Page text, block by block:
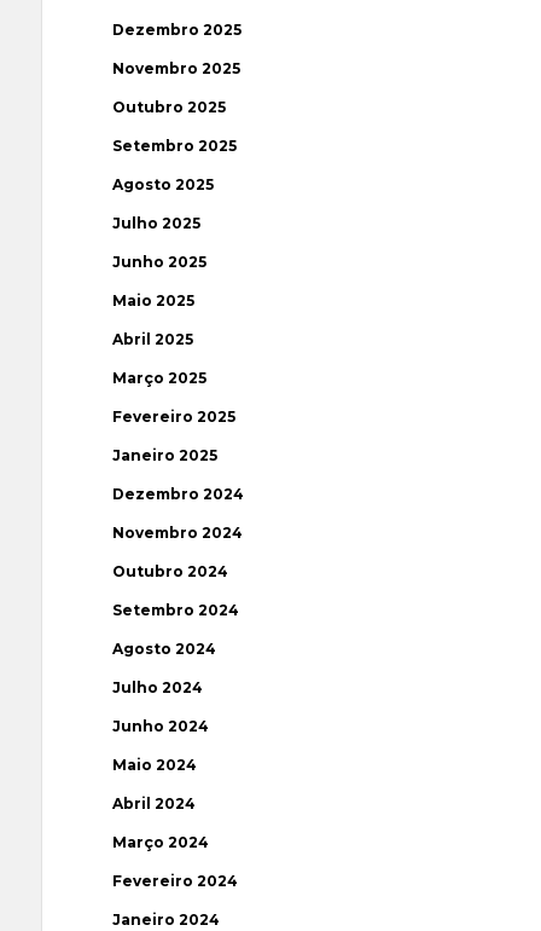
Dezembro 2025
Novembro 2025
Outubro 2025
Setembro 2025
Agosto 2025
Julho 2025
Junho 2025
Maio 2025
Abril 2025
Março 2025
Fevereiro 2025
Janeiro 2025
Dezembro 2024
Novembro 2024
Outubro 2024
Setembro 2024
Agosto 2024
Julho 2024
Junho 2024
Maio 2024
Abril 2024
Março 2024
Fevereiro 2024
Janeiro 2024